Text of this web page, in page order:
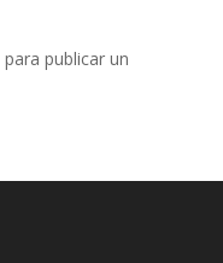
para publicar un